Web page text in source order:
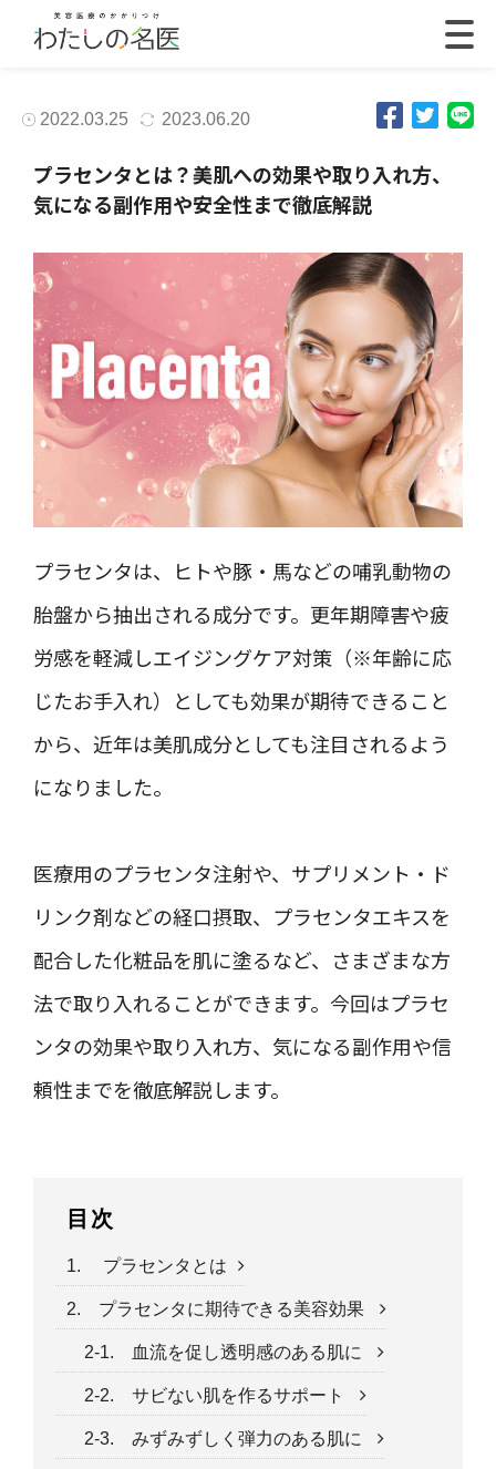
2022.03.25 2023.06.20
プラセンタとは？美肌への効果や取り入れ方、
気になる副作用や安全性まで徹底解説
プラセンタは、ヒトや豚・馬などの哺乳動物の
胎盤から抽出される成分です。更年期障害や疲
労感を軽減しエイジングケア対策（※年齢に応
じたお手入れ）としても効果が期待できること
から、近年は美肌成分としても注目されるよう
になりました。
医療用のプラセンタ注射や、サプリメント・ド
リンク剤などの経口摂取、プラセンタエキスを
配合した化粧品を肌に塗るなど、さまざまな方
法で取り入れることができます。今回はプラセ
ンタの効果や取り入れ方、気になる副作用や信
頼性までを徹底解説します。
目次
1. プラセンタとは
2. プラセンタに期待できる美容効果
2-1. 血流を促し透明感のある肌に
2-2. サビない肌を作るサポート
2-3. みずみずしく弾力のある肌に